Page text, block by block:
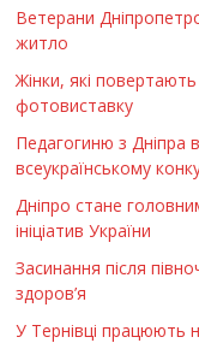
Ветерани
житло
Жінки, які повертають
фотовиставку
Педагогиню з Дніпра
всеукраїнському
Дніпро стане
ініціатив України
Засинання після
здоров’я
У Тернівці працюють